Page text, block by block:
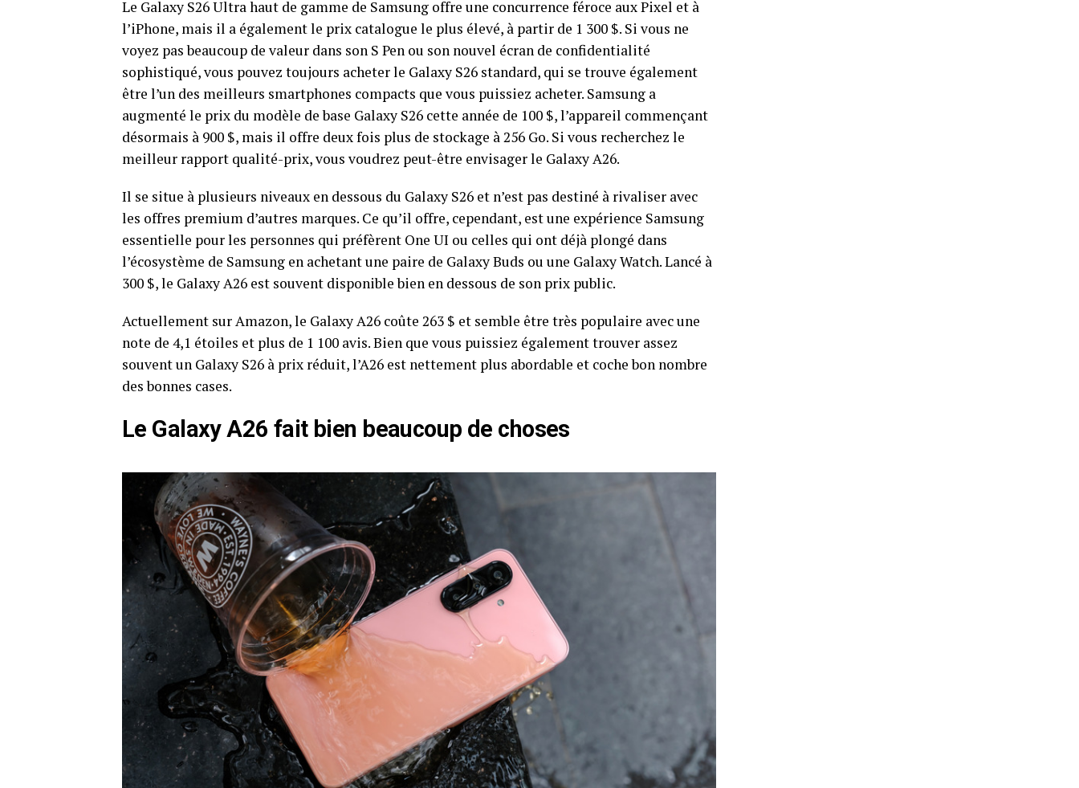
Le Galaxy S26 Ultra haut de gamme de Samsung offre une concurrence féroce aux Pixel et à
l’iPhone, mais il a également le prix catalogue le plus élevé, à partir de 1 300 $. Si vous ne
voyez pas beaucoup de valeur dans son S Pen ou son nouvel écran de confidentialité
sophistiqué, vous pouvez toujours acheter le Galaxy S26 standard, qui se trouve également
être l’un des meilleurs smartphones compacts que vous puissiez acheter. Samsung a
augmenté le prix du modèle de base Galaxy S26 cette année de 100 $, l’appareil commençant
désormais à 900 $, mais il offre deux fois plus de stockage à 256 Go. Si vous recherchez le
meilleur rapport qualité-prix, vous voudrez peut-être envisager le Galaxy A26.
Il se situe à plusieurs niveaux en dessous du Galaxy S26 et n’est pas destiné à rivaliser avec
les offres premium d’autres marques. Ce qu’il offre, cependant, est une expérience Samsung
essentielle pour les personnes qui préfèrent One UI ou celles qui ont déjà plongé dans
l’écosystème de Samsung en achetant une paire de Galaxy Buds ou une Galaxy Watch. Lancé à
300 $, le Galaxy A26 est souvent disponible bien en dessous de son prix public.
Actuellement sur Amazon, le Galaxy A26 coûte 263 $ et semble être très populaire avec une
note de 4,1 étoiles et plus de 1 100 avis. Bien que vous puissiez également trouver assez
souvent un Galaxy S26 à prix réduit, l’A26 est nettement plus abordable et coche bon nombre
des bonnes cases.
Le Galaxy A26 fait bien beaucoup de choses